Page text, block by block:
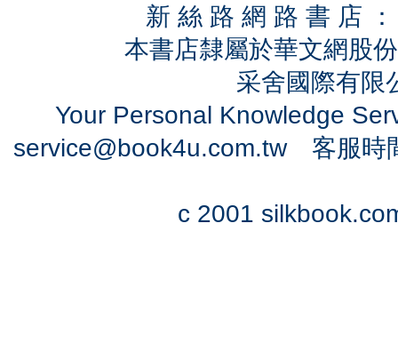
新 絲 路 網 路 書 店
本書店隸屬於華文網股
采舍國際有
Your Personal Knowledge
service@book4u.com.tw客服時
c 2001